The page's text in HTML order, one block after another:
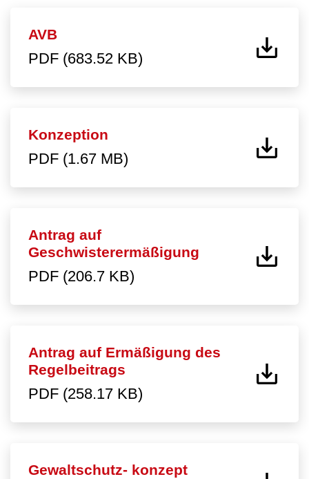
AVB
PDF (683.52 KB)
Konzeption
PDF (1.67 MB)
Antrag auf
Geschwisterermäßigung
PDF (206.7 KB)
Antrag auf Ermäßigung des
Regelbeitrags
PDF (258.17 KB)
Gewaltschutz- konzept